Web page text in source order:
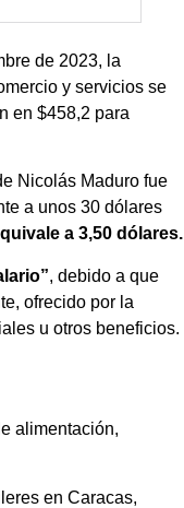
de 2023, la
y servicios se
en $458,2 para
Nicolás Maduro fue
a unos 30 dólares
a 3,50 dólares.
, debido a que
ofrecido por la
u otros beneficios.
alimentación,
en Caracas,